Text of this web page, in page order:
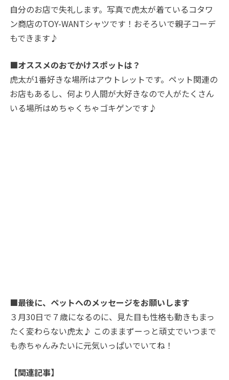
自分のお店で失礼します。写真で虎太が着ているコタワ
ン商店のTOY-WANTシャツです！おそろいで親子コーデ
もできます♪
■オススメのおでかけスポットは？
虎太が1番好きな場所はアウトレットです。ペット関連の
お店もあるし、何より人間が大好きなので人がたくさん
いる場所はめちゃくちゃゴキゲンです♪
■最後に、ペットへのメッセージをお願いします
３月30日で７歳になるのに、見た目も性格も動きもまっ
たく変わらない虎太♪ このままずーっと頑丈でいつまで
も赤ちゃんみたいに元気いっぱいでいてね！
【関連記事】